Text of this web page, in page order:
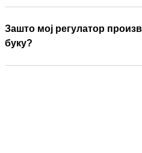
Зашто мој регулатор
буку?